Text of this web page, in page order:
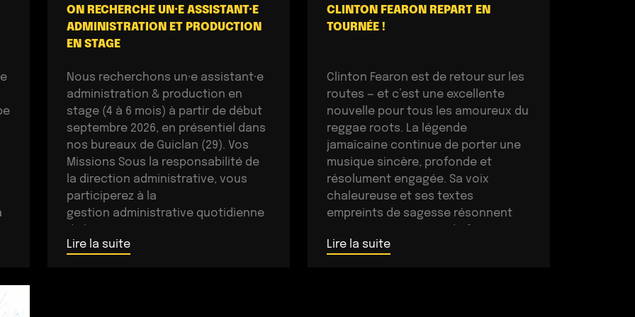
ON RECHERCHE UN·E ASSISTANT·E
ADMINISTRATION ET PRODUCTION
EN STAGE
Nous recherchons un·e assistant·e
administration & production en
stage (4 à 6 mois) à partir de début
septembre 2026, en présentiel dans
nos bureaux de Guiclan (29). Vos
Missions Sous la responsabilité de
la direction administrative, vous
participerez à la
gestion administrative quotidienne
l’administration du pôle Booking :
Lire la suite
CLINTON FEARON REPART EN
TOURNÉE !
Clinton Fearon est de retour sur les
routes — et c’est une excellente
nouvelle pour tous les amoureux du
reggae roots. La légende
jamaïcaine continue de porter une
musique sincère, profonde et
résolument engagée. Sa voix
chaleureuse et ses textes
empreints de sagesse résonnent
scène. Après une période plus […]
Lire la suite